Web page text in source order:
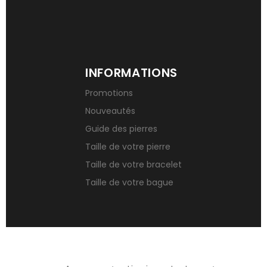
INFORMATIONS
Promotions
Nouveautés
Guide des pierres
Taille de votre pierre
Taille de votre bracelet
Taille de votre bague